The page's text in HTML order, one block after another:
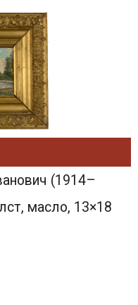
(1914–
масло, 13×18